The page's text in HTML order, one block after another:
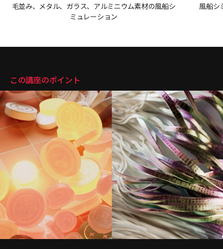
毛並み、メタル、ガラス、アルミニウム素材の風船シ
ミュレーション
風船シ
この講座のポイント